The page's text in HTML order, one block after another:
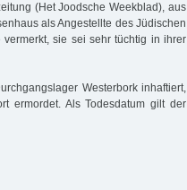
(Het Joodsche Weekblad), aus
als Angestellte des Jüdischen
vermerkt, sie sei sehr tüchtig in ihrer
Westerbork inhaftiert,
ermordet. Als Todesdatum gilt der